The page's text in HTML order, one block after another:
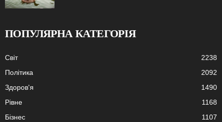
ПОПУЛЯРНА КАТЕГОРІЯ
Cвіт
2238
Політика
2092
Здоров'я
1490
Рівне
1168
Бізнес
1107